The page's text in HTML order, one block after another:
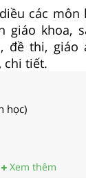
các môn
giáo khoa,
đề thi,
chi tiết.
học)
Xem thêm